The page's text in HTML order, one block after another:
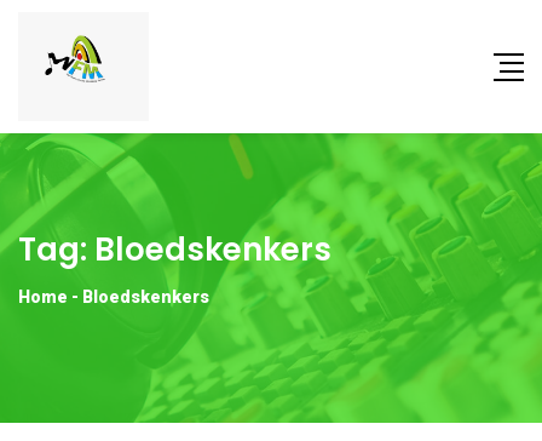
Tag: Bloedskenkers
Home - Bloedskenkers